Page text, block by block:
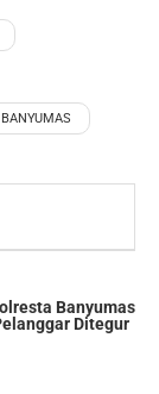
Banyumas
Ditegur